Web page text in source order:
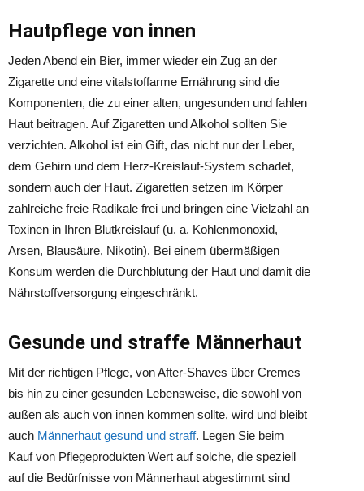
Hautpflege von innen
Jeden Abend ein Bier, immer wieder ein Zug an der
Zigarette und eine vitalstoffarme Ernährung sind die
Komponenten, die zu einer alten, ungesunden und fahlen
Haut beitragen. Auf Zigaretten und Alkohol sollten Sie
verzichten. Alkohol ist ein Gift, das nicht nur der Leber,
dem Gehirn und dem Herz-Kreislauf-System schadet,
sondern auch der Haut. Zigaretten setzen im Körper
zahlreiche freie Radikale frei und bringen eine Vielzahl an
Toxinen in Ihren Blutkreislauf (u. a. Kohlenmonoxid,
Arsen, Blausäure, Nikotin). Bei einem übermäßigen
Konsum werden die Durchblutung der Haut und damit die
Nährstoffversorgung eingeschränkt.
Gesunde und straffe Männerhaut
Mit der richtigen Pflege, von After-Shaves über Cremes
bis hin zu einer gesunden Lebensweise, die sowohl von
außen als auch von innen kommen sollte, wird und bleibt
auch Männerhaut gesund und straff. Legen Sie beim
Kauf von Pflegeprodukten Wert auf solche, die speziell
auf die Bedürfnisse von Männerhaut abgestimmt sind